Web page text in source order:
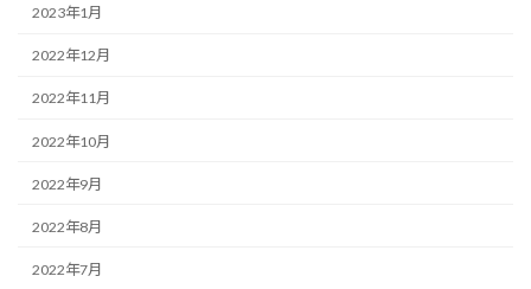
2023年1月
2022年12月
2022年11月
2022年10月
2022年9月
2022年8月
2022年7月